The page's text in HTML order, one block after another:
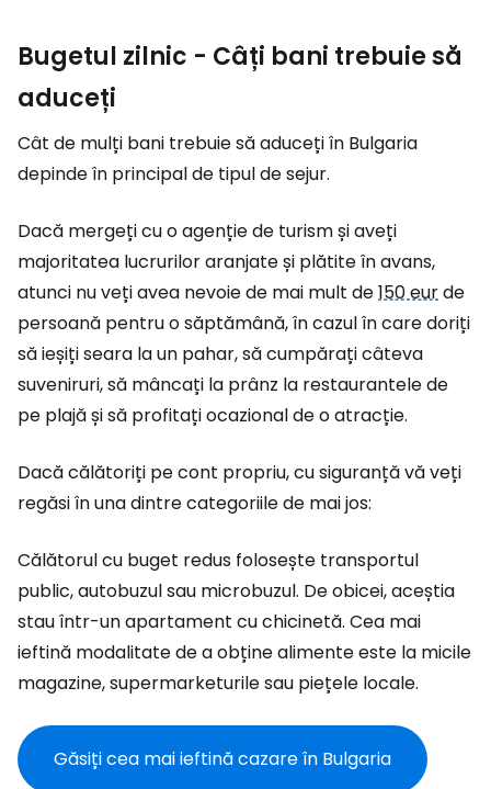
Bugetul zilnic - Câți bani trebuie să
aduceți
Cât de mulți bani trebuie să aduceți în Bulgaria
depinde în principal de tipul de sejur.
Dacă mergeți cu o agenție de turism și aveți
majoritatea lucrurilor aranjate și plătite în avans,
atunci nu veți avea nevoie de mai mult de150 eurde
persoană pentru o săptămână, în cazul în care doriți
să ieșiți seara la un pahar, să cumpărați câteva
suveniruri, să mâncați la prânz la restaurantele de
pe plajă și să profitați ocazional de o atracție.
Dacă călătoriți pe cont propriu, cu siguranță vă veți
regăsi în una dintre categoriile de mai jos:
Călătorul cu buget redus folosește transportul
public, autobuzul sau microbuzul. De obicei, aceștia
stau într-un apartament cu chicinetă. Cea mai
ieftină modalitate de a obține alimente este la micile
magazine, supermarketurile sau piețele locale.
Găsiți cea mai ieftină cazare în Bulgaria